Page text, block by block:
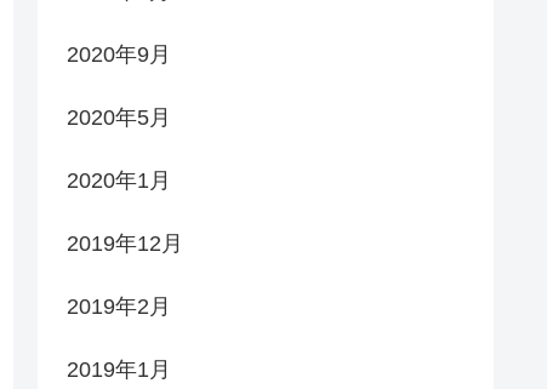
2020年9月
2020年5月
2020年1月
2019年12月
2019年2月
2019年1月